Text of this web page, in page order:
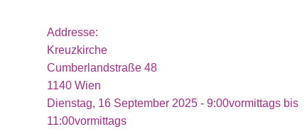
Addresse:
Kreuzkirche
Cumberlandstraße 48
1140 Wien
Dienstag, 16 September 2025 - 9:00vormittagsbis
11:00vormittags